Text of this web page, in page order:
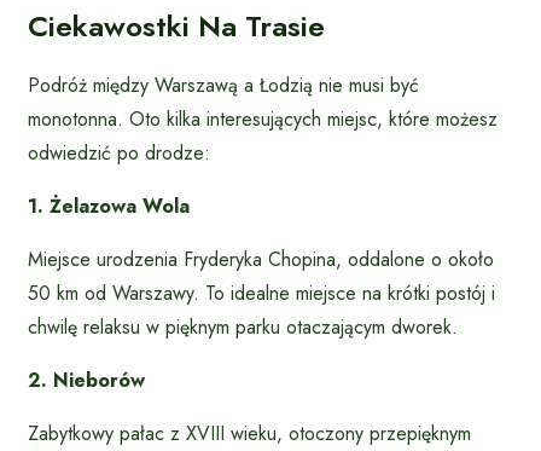
Ciekawostki Na Trasie
Podróż między Warszawą a Łodzią nie musi być
monotonna. Oto kilka interesujących miejsc, które możesz
odwiedzić po drodze:
1. Żelazowa Wola
Miejsce urodzenia Fryderyka Chopina, oddalone o około
50 km od Warszawy. To idealne miejsce na krótki postój i
chwilę relaksu w pięknym parku otaczającym dworek.
2. Nieborów
Zabytkowy pałac z XVIII wieku, otoczony przepięknym